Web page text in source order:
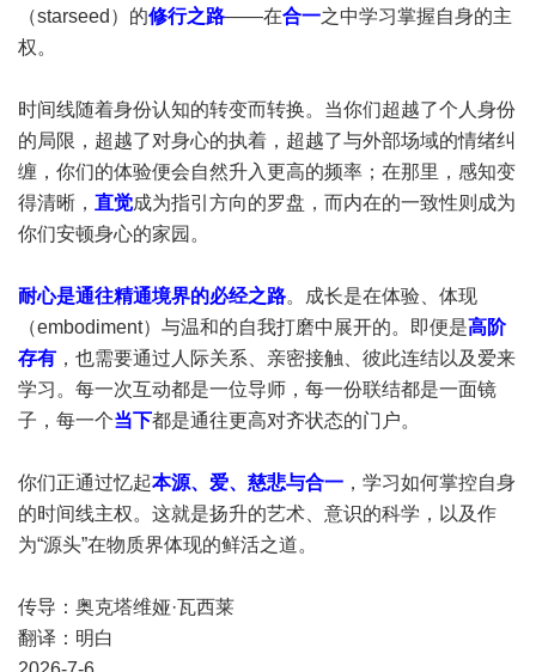
（starseed）的修行之路——在合一之中学习掌握自身的主
权。
时间线随着身份认知的转变而转换。当你们超越了个人身份
的局限，超越了对身心的执着，超越了与外部场域的情绪纠
缠，你们的体验便会自然升入更高的频率；在那里，感知变
得清晰， 直觉成为指引方向的罗盘，而内在的一致性则成为
你们安顿身心的家园。
耐心是通往精通境界的必经之路。成长是在体验、体现
（embodiment）与温和的自我打磨中展开的。即便是高阶
存有 ，也需要通过人际关系、亲密接触、彼此连结以及爱来
学习。每一次互动都是一位导师，每一份联结都是一面镜
子，每一个当下都是通往更高对齐状态的门户。
你们正通过忆起本源、爱、慈悲与合一 ，学习如何掌控自身
的时间线主权。这就是扬升的艺术、意识的科学，以及作
为“源头”在物质界体现的鲜活之道。
传导：奥克塔维娅·瓦西莱
翻译：明白